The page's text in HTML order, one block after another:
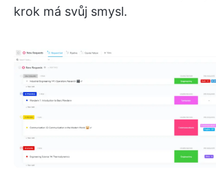
krok má svůj smysl.